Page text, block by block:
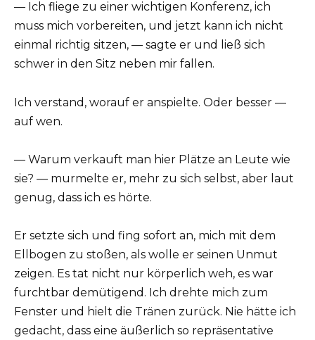
— Ich fliege zu einer wichtigen Konferenz, ich
muss mich vorbereiten, und jetzt kann ich nicht
einmal richtig sitzen, — sagte er und ließ sich
schwer in den Sitz neben mir fallen.
Ich verstand, worauf er anspielte. Oder besser —
auf wen.
— Warum verkauft man hier Plätze an Leute wie
sie? — murmelte er, mehr zu sich selbst, aber laut
genug, dass ich es hörte.
Er setzte sich und fing sofort an, mich mit dem
Ellbogen zu stoßen, als wolle er seinen Unmut
zeigen. Es tat nicht nur körperlich weh, es war
furchtbar demütigend. Ich drehte mich zum
Fenster und hielt die Tränen zurück. Nie hätte ich
gedacht, dass eine äußerlich so repräsentative